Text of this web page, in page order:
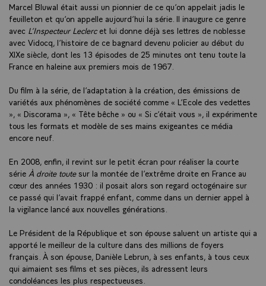
Marcel Bluwal était aussi un pionnier de ce qu’on appelait jadis le
feuilleton et qu’on appelle aujourd’hui la série. Il inaugure ce genre
avec L’Inspecteur Leclercet lui donne déjà ses lettres de noblesse
avec Vidocq, l’histoire de ce bagnard devenu policier au début du
XIXe siècle, dont les 13 épisodes de 25 minutes ont tenu toute la
France en haleine aux premiers mois de 1967.
Du film à la série, de l’adaptation à la création, des émissions de
variétés aux phénomènes de société comme « L’Ecole des vedettes
», « Discorama », « Tête bêche » ou « Si c’était vous », il expérimente
tous les formats et modèle de ses mains exigeantes ce média
encore neuf.
En 2008, enfin, il revint sur le petit écran pour réaliser la courte
série À droite toute sur la montée de l’extrême droite en France au
cœur des années 1930 : il posait alors son regard octogénaire sur
ce passé qui l’avait frappé enfant, comme dans un dernier appel à
la vigilance lancé aux nouvelles générations.
Le Président de la République et son épouse saluent un artiste qui a
apporté le meilleur de la culture dans des millions de foyers
français. À son épouse, Danièle Lebrun, à ses enfants, à tous ceux
qui aimaient ses films et ses pièces, ils adressent leurs
condoléances les plus respectueuses.